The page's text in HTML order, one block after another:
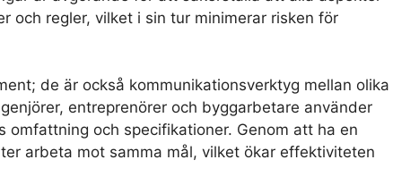
och regler, vilket i sin tur minimerar risken för
de är också kommunikationsverktyg mellan olika
entreprenörer och byggarbetare använder
och specifikationer. Genom att ha en
arbeta mot samma mål, vilket ökar effektiviteten